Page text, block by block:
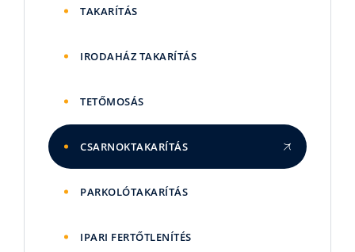
TAKARÍTÁS
IRODAHÁZ TAKARÍTÁS
TETŐMOSÁS
CSARNOKTAKARÍTÁS
PARKOLÓTAKARÍTÁS
IPARI FERTŐTLENÍTÉS